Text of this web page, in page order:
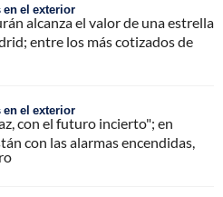
el exterior
alcanza el valor de una estrella
entre los más cotizados de
el exterior
con el futuro incierto"; en
con las alarmas encendidas,